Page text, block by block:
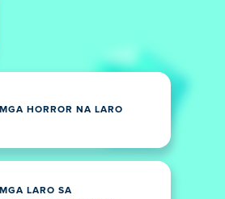
MGA HORROR NA LARO
MGA LARO SA